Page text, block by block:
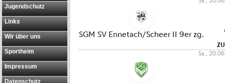
Jugendschutz
Links
Wir über uns
Sportheim
Impressum
Datenschutz